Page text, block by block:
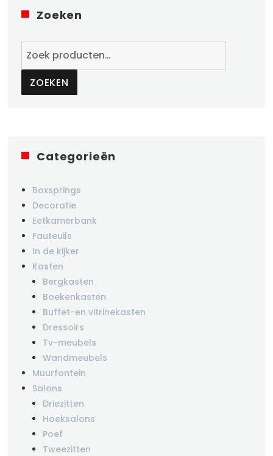
Zoeken
ZOEKEN
Categorieën
Boxsprings
Decoratie
Eetkamerbank
Fauteuils
In de kijker
Kasten
Bergkasten
Boekenkasten
Buffet-en vitrinekasten
Dressoirs
Tv-meubels
Wandmeubels
Muurfontein
Salons
Driezitten
Hoeksalons
Poef
Tweezitten